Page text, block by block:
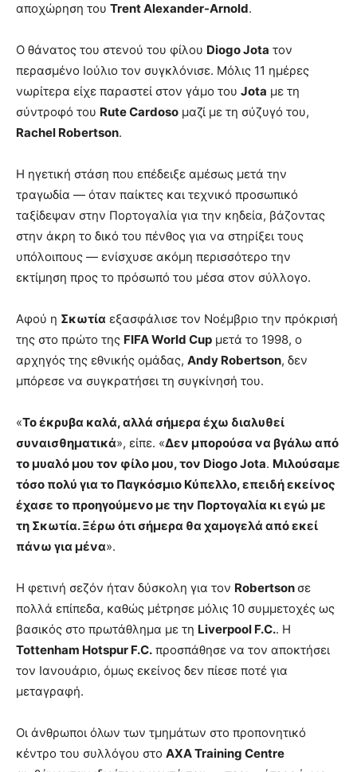
αποχώρηση του Trent Alexander-Arnold.
Ο θάνατος του στενού του φίλου Diogo Jota τον
περασμένο Ιούλιο τον συγκλόνισε. Μόλις 11 ημέρες
νωρίτερα είχε παραστεί στον γάμο του Jota με τη
σύντροφό του Rute Cardoso μαζί με τη σύζυγό του,
Rachel Robertson.
Η ηγετική στάση που επέδειξε αμέσως μετά την
τραγωδία — όταν παίκτες και τεχνικό προσωπικό
ταξίδεψαν στην Πορτογαλία για την κηδεία, βάζοντας
στην άκρη το δικό του πένθος για να στηρίξει τους
υπόλοιπους — ενίσχυσε ακόμη περισσότερο την
εκτίμηση προς το πρόσωπό του μέσα στον σύλλογο.
Αφού η Σκωτία εξασφάλισε τον Νοέμβριο την πρόκρισή
της στο πρώτο της FIFA World Cup μετά το 1998, ο
αρχηγός της εθνικής ομάδας, Andy Robertson, δεν
μπόρεσε να συγκρατήσει τη συγκίνησή του.
«Το έκρυβα καλά, αλλά σήμερα έχω διαλυθεί
συναισθηματικά», είπε. «Δεν μπορούσα να βγάλω από
το μυαλό μου τον φίλο μου, τον Diogo Jota. Μιλούσαμε
τόσο πολύ για το Παγκόσμιο Κύπελλο, επειδή εκείνος
έχασε το προηγούμενο με την Πορτογαλία κι εγώ με
τη Σκωτία. Ξέρω ότι σήμερα θα χαμογελά από εκεί
πάνω για μένα».
Η φετινή σεζόν ήταν δύσκολη για τον Robertson σε
πολλά επίπεδα, καθώς μέτρησε μόλις 10 συμμετοχές ως
βασικός στο πρωτάθλημα με τη Liverpool F.C.. Η
Tottenham Hotspur F.C. προσπάθησε να τον αποκτήσει
τον Ιανουάριο, όμως εκείνος δεν πίεσε ποτέ για
μεταγραφή.
Οι άνθρωποι όλων των τμημάτων στο προπονητικό
κέντρο του συλλόγου στο AXA Training Centre